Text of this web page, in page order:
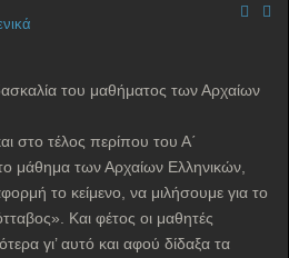
του μαθήματος των Αρχαίων
στο τέλος περίπου του Α΄
μάθημα των Αρχαίων Ελληνικών,
το κείμενο, να μιλήσουμε για το
Και φέτος οι μαθητές
γι’ αυτό και αφού δίδαξα τα